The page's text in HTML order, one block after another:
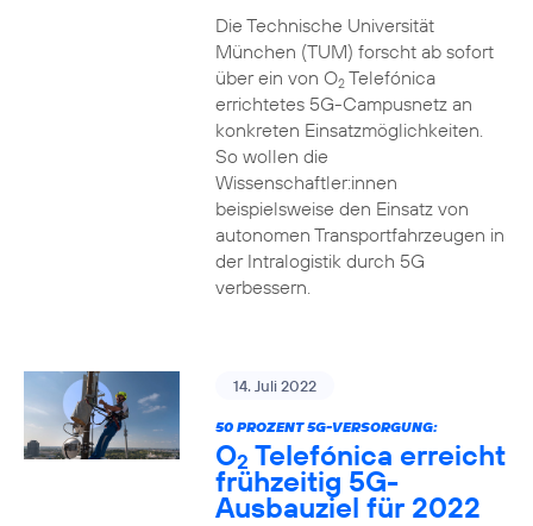
Die Technische Universität
München (TUM) forscht ab sofort
über ein von O2Telefónica
errichtetes 5G-Campusnetz an
konkreten Einsatzmöglichkeiten.
So wollen die
Wissenschaftler:innen
beispielsweise den Einsatz von
autonomen Transportfahrzeugen in
der Intralogistik durch 5G
verbessern.
14. Juli 2022
50 PROZENT 5G-VERSORGUNG:
O2 Telefónica erreicht
frühzeitig 5G-
Ausbauziel für 2022